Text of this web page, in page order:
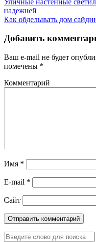
надежней
Как обделывать дом
Добавить
Ваш e-mail не будет
помечены *
Комментарий
Имя *
E-mail *
Сайт